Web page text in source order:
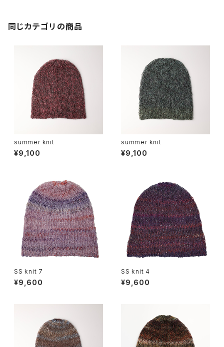
同じカテゴリの商品
summer knit
¥9,100
summer knit
¥9,100
SS knit 7
¥9,600
SS knit 4
¥9,600